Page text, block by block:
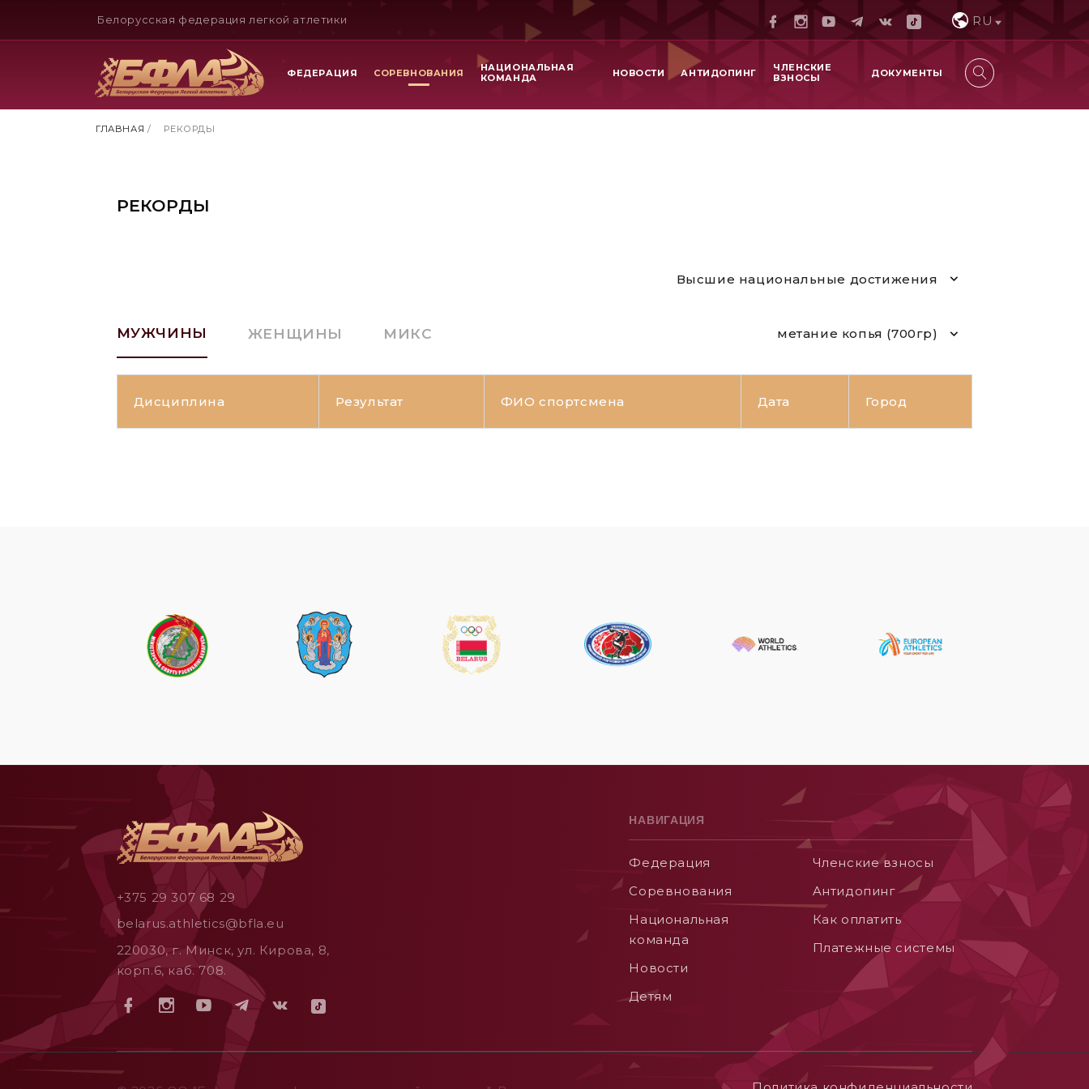
Белорусская федерация легкой атлетики RU
ФЕДЕРАЦИЯ СОРЕВНОВАНИЯ
НАЦИОНАЛЬНАЯ
КОМАНДА
НОВОСТИ АНТИДОПИНГ
ЧЛЕНСКИЕ
ВЗНОСЫ
ДОКУМЕНТЫ
ГЛАВНАЯ / РЕКОРДЫ
РЕКОРДЫ
Высшие национальные достижения
МУЖЧИНЫ ЖЕНЩИНЫ МИКС метание копья (700гр)
Дисциплина Результат ФИО спортсмена Дата Город
+375 29 307 68 29
belarus.athletics@bfla.eu
220030, г. Минск, ул. Кирова, 8,
корп.6, каб. 708.
НАВИГАЦИЯ
Федерация
Соревнования
Национальная
команда
Новости
Детям
Членские взносы
Aнтидопинг
Как оплатить
Платежные системы